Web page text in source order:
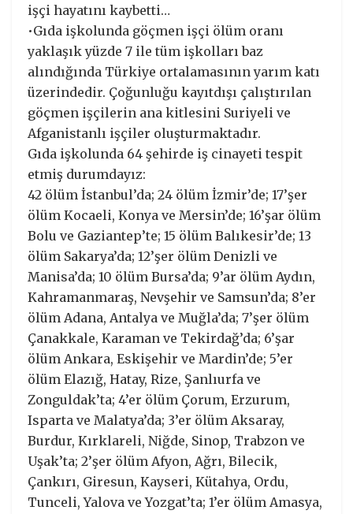
işçi hayatını kaybetti…
•Gıda işkolunda göçmen işçi ölüm oranı
yaklaşık yüzde 7 ile tüm işkolları baz
alındığında Türkiye ortalamasının yarım katı
üzerindedir. Çoğunluğu kayıtdışı çalıştırılan
göçmen işçilerin ana kitlesini Suriyeli ve
Afganistanlı işçiler oluşturmaktadır.
Gıda işkolunda 64 şehirde iş cinayeti tespit
etmiş durumdayız:
42 ölüm İstanbul’da; 24 ölüm İzmir’de; 17’şer
ölüm Kocaeli, Konya ve Mersin’de; 16’şar ölüm
Bolu ve Gaziantep’te; 15 ölüm Balıkesir’de; 13
ölüm Sakarya’da; 12’şer ölüm Denizli ve
Manisa’da; 10 ölüm Bursa’da; 9’ar ölüm Aydın,
Kahramanmaraş, Nevşehir ve Samsun’da; 8’er
ölüm Adana, Antalya ve Muğla’da; 7’şer ölüm
Çanakkale, Karaman ve Tekirdağ’da; 6’şar
ölüm Ankara, Eskişehir ve Mardin’de; 5’er
ölüm Elazığ, Hatay, Rize, Şanlıurfa ve
Zonguldak’ta; 4’er ölüm Çorum, Erzurum,
Isparta ve Malatya’da; 3’er ölüm Aksaray,
Burdur, Kırklareli, Niğde, Sinop, Trabzon ve
Uşak’ta; 2’şer ölüm Afyon, Ağrı, Bilecik,
Çankırı, Giresun, Kayseri, Kütahya, Ordu,
Tunceli, Yalova ve Yozgat’ta; 1’er ölüm Amasya,